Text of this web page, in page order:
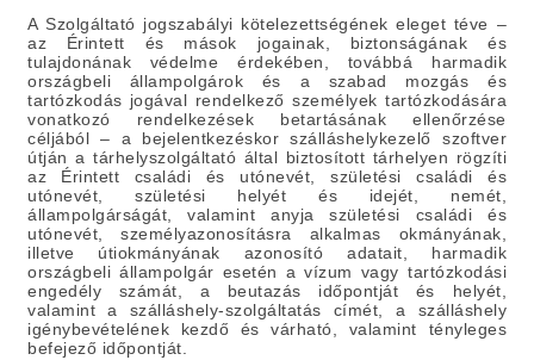
A Szolgáltató jogszabályi kötelezettségének eleget téve –
az Érintett és mások jogainak, biztonságának és
tulajdonának védelme érdekében, továbbá harmadik
országbeli állampolgárok és a szabad mozgás és
tartózkodás jogával rendelkező személyek tartózkodására
vonatkozó rendelkezések betartásának ellenőrzése
céljából – a bejelentkezéskor szálláshelykezelő szoftver
útján a tárhelyszolgáltató által biztosított tárhelyen rögzíti
az Érintett családi és utónevét, születési családi és
utónevét, születési helyét és idejét, nemét,
állampolgárságát, valamint anyja születési családi és
utónevét, személyazonosításra alkalmas okmányának,
illetve útiokmányának azonosító adatait, harmadik
országbeli állampolgár esetén a vízum vagy tartózkodási
engedély számát, a beutazás időpontját és helyét,
valamint a szálláshely-szolgáltatás címét, a szálláshely
igénybevételének kezdő és várható, valamint tényleges
befejező időpontját.